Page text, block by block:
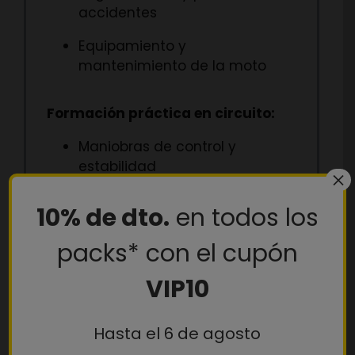
accidentes
Equipamiento y
mantenimiento de la moto
Formación práctica en circuito:
Maniobras de control y
estabilidad
Formación en vías abiertas:
Anticipación y toma de
10% de dto. en todos los
packs* con el cupón
VIP10
Hasta el 6 de agosto
×